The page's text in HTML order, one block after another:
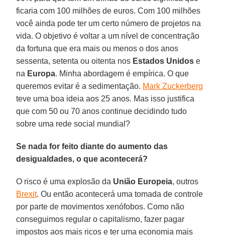
ficaria com 100 milhões de euros. Com 100 milhões
você ainda pode ter um certo número de projetos na
vida. O objetivo é voltar a um nível de concentração
da fortuna que era mais ou menos o dos anos
sessenta, setenta ou oitenta nos Estados Unidos e
na Europa. Minha abordagem é empírica. O que
queremos evitar é a sedimentação. Mark Zuckerberg
teve uma boa ideia aos 25 anos. Mas isso justifica
que com 50 ou 70 anos continue decidindo tudo
sobre uma rede social mundial?
Se nada for feito diante do aumento das
desigualdades, o que acontecerá?
O risco é uma explosão da União Europeia, outros
Brexit. Ou então acontecerá uma tomada de controle
por parte de movimentos xenófobos. Como não
conseguimos regular o capitalismo, fazer pagar
impostos aos mais ricos e ter uma economia mais